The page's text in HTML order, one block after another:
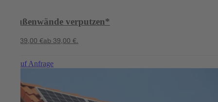
Außenwände verputzen*
ab 39,00 €ab 39,00 €.
Preis auf Anfrage